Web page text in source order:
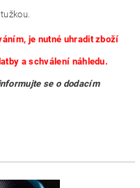
je nutné uhradit zboží
a schválení náhledu.
se o dodacím